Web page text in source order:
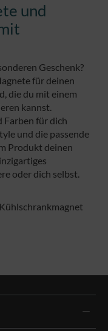
und
Geschenk?
für deinen
die du mit einem
kannst.
Farben für dich
und die passende
Produkt deinen
oder dich selbst.